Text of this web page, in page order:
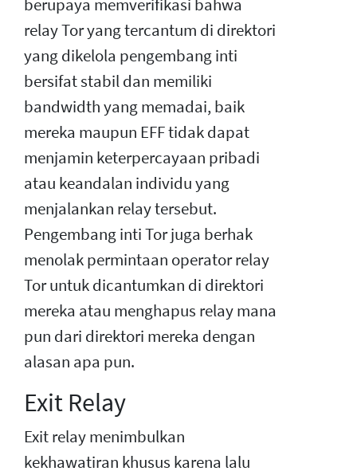
berupaya memverifikasi bahwa
relay Tor yang tercantum di direktori
yang dikelola pengembang inti
bersifat stabil dan memiliki
bandwidth yang memadai, baik
mereka maupun EFF tidak dapat
menjamin keterpercayaan pribadi
atau keandalan individu yang
menjalankan relay tersebut.
Pengembang inti Tor juga berhak
menolak permintaan operator relay
Tor untuk dicantumkan di direktori
mereka atau menghapus relay mana
pun dari direktori mereka dengan
alasan apa pun.
Exit Relay
Exit relay menimbulkan
kekhawatiran khusus karena lalu